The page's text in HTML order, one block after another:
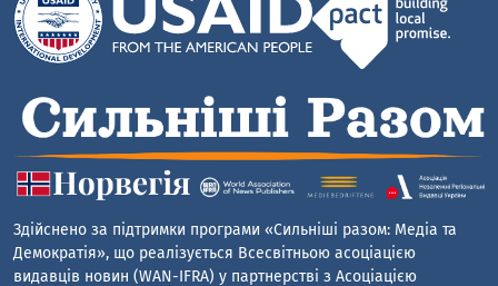
Здійснено за підтримки програми «Сильніші разом: Медіа та
Демократія», що реалізується Всесвітньою асоціацією
видавців новин (WAN-IFRA) у партнерстві з Асоціацією